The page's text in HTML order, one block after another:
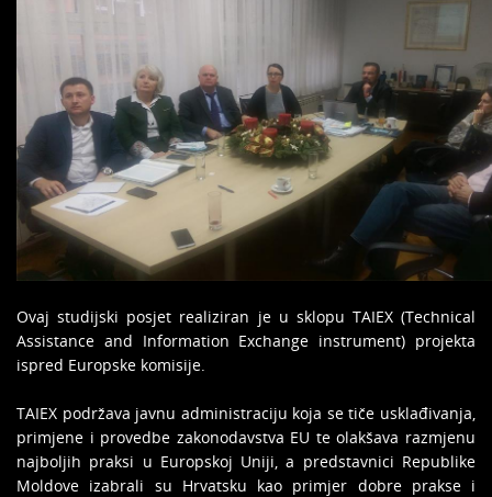
Ovaj studijski posjet realiziran je u sklopu TAIEX (Technical
Assistance and Information Exchange instrument) projekta
ispred Europske komisije.
TAIEX podržava javnu administraciju koja se tiče usklađivanja,
primjene i provedbe zakonodavstva EU te olakšava razmjenu
najboljih praksi u Europskoj Uniji, a predstavnici Republike
Moldove izabrali su Hrvatsku kao primjer dobre prakse i